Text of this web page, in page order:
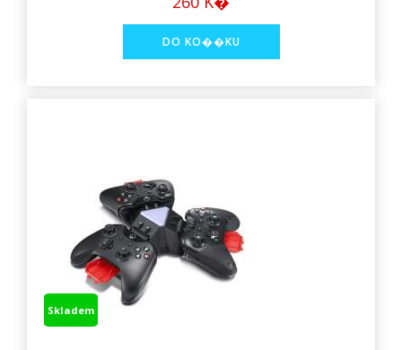
Skladem